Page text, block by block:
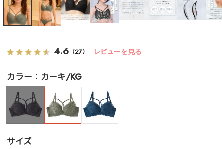
4.6 （27） レビューを見る
カラー カーキ/KG
サイズ